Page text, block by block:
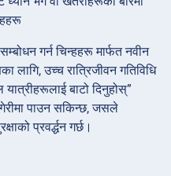
गर्न चिन्हहरू मार्फत नवीन
लागि, उच्च रात्रिजीवन गतिविधि
बाटो दिनुहोस्”
पाउन सकिन्छ, जसले
प्रवर्द्धन गर्छ।